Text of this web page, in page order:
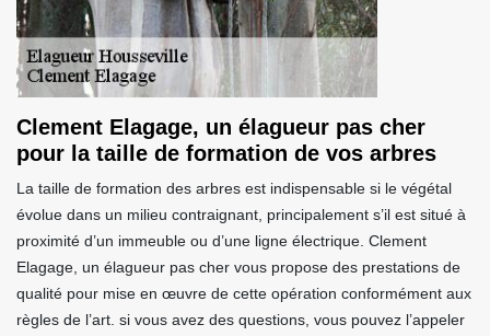
Clement Elagage, un élagueur pas cher
pour la taille de formation de vos arbres
La taille de formation des arbres est indispensable si le végétal
évolue dans un milieu contraignant, principalement s’il est situé à
proximité d’un immeuble ou d’une ligne électrique. Clement
Elagage, un élagueur pas cher vous propose des prestations de
qualité pour mise en œuvre de cette opération conformément aux
règles de l’art. si vous avez des questions, vous pouvez l’appeler